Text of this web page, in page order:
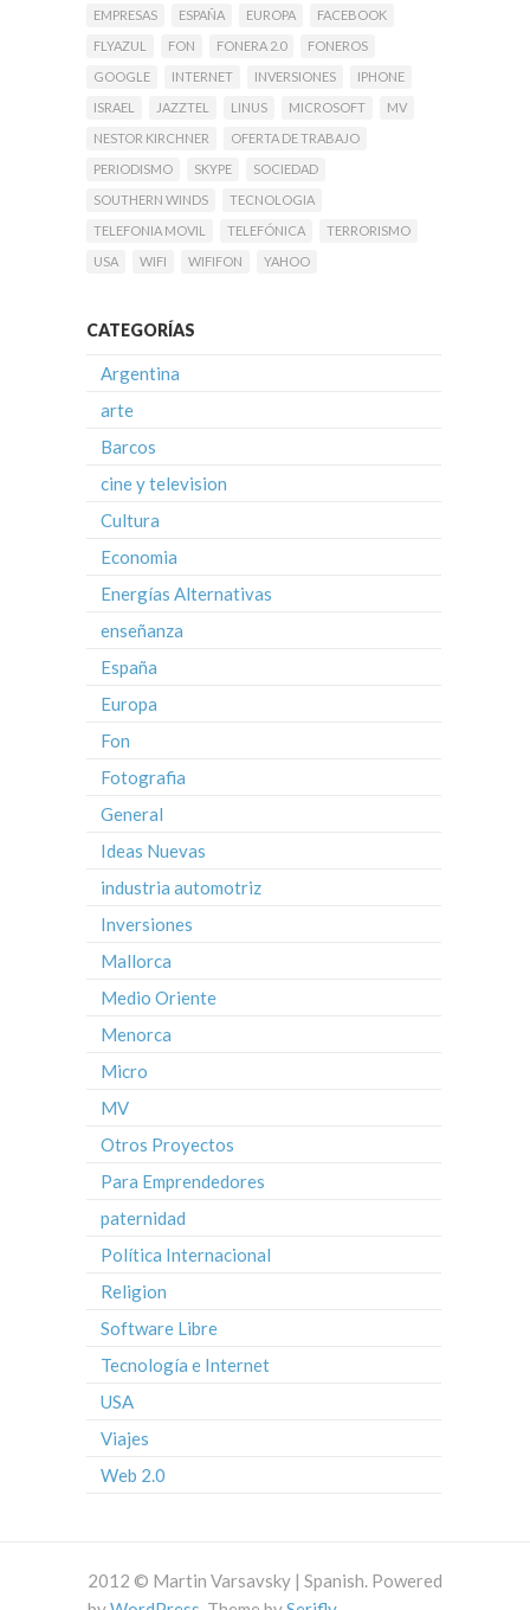
EMPRESAS
ESPAÑA EUROPA
FACEBOOK
FLYAZUL
FON FONERA 2.0
FONEROS
GOOGLE
INTERNET INVERSIONES
IPHONE
ISRAEL
JAZZTEL LINUS MICROSOFT
MV
NESTOR KIRCHNER
OFERTA DE TRABAJO
PERIODISMO
SKYPE
SOCIEDAD
SOUTHERN WINDS
TECNOLOGIA
TELEFONIA MOVIL
TELEFÓNICA
TERRORISMO
USA
WIFI WIFIFON YAHOO
CATEGORÍAS
Argentina
arte
Barcos
cine y television
Cultura
Economia
Energías Alternativas
enseñanza
España
Europa
Fon
Fotografia
General
Ideas Nuevas
industria automotriz
Inversiones
Mallorca
Medio Oriente
Menorca
Micro
MV
Otros Proyectos
Para Emprendedores
paternidad
Política Internacional
Religion
Software Libre
Tecnología e Internet
USA
Viajes
Web 2.0
2012 © Martin Varsavsky | Spanish. Powered